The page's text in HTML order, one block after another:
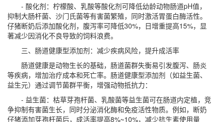
- 酸化剂：柠檬酸、乳酸等酸化剂可降低幼龄动物肠道pH值，
抑制大肠杆菌、沙门氏菌等有害菌繁殖，同时激活胃蛋白酶活性。
仔猪断奶后添加酸化剂，腹泻率可降低30%，日增重提高15%，显
著减少因消化不良导致的饲料浪费。
三、肠道健康型添加剂：减少疾病风险，提升成活率
肠道健康是动物生长的基础，肠道菌群失衡易引发腹泻、肠炎
等疾病，增加治疗成本和死亡率。肠道健康型添加剂（如益生菌、
益生元）通过调节菌群平衡，增强动物抵抗力：
- 益生菌：枯草芽孢杆菌、乳酸菌等益生菌可在肠道内定植，竞
争抑制有害菌生长，同时分泌消化酶和免疫活性物质。例如，断奶
仔猪添加芽孢杆菌后，成活率提高8%~10%，减少抗生素使用量